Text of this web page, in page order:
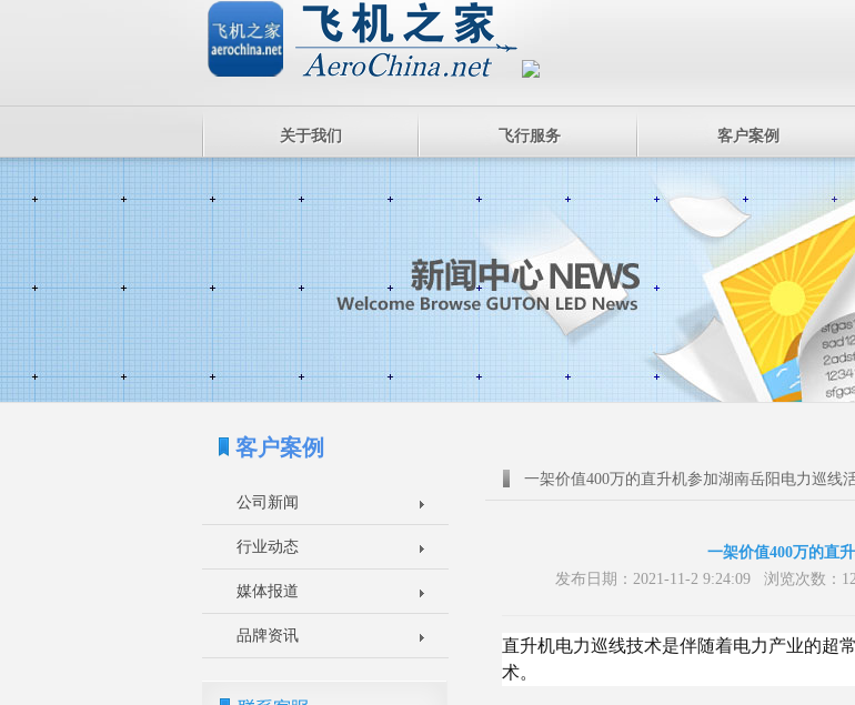
关于我们 飞行服务 客户案例
客户案例
公司新闻
行业动态
媒体报道
品牌资讯
一架价值400万的直升机参加湖南岳阳电力巡线
一架价值400万的直
发布日期：2021-11-2 9:24:09 浏览次数：
直升机电力巡线技术是伴随着电力产业的超
术。